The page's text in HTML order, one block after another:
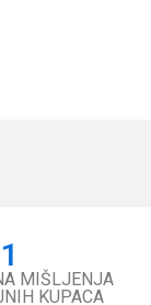
1
MIŠLJENJA
KUPACA